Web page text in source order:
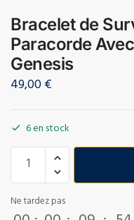
Bracelet de
Paracorde
Genesis
49,00€
6 en stock
Ne tardez pas